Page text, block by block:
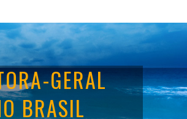
GERAL
BRASIL